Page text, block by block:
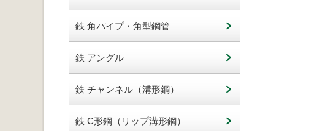
鉄 角パイプ・角型鋼管
鉄 アングル
鉄 チャンネル（溝形鋼）
鉄 C形鋼（リップ溝形鋼）